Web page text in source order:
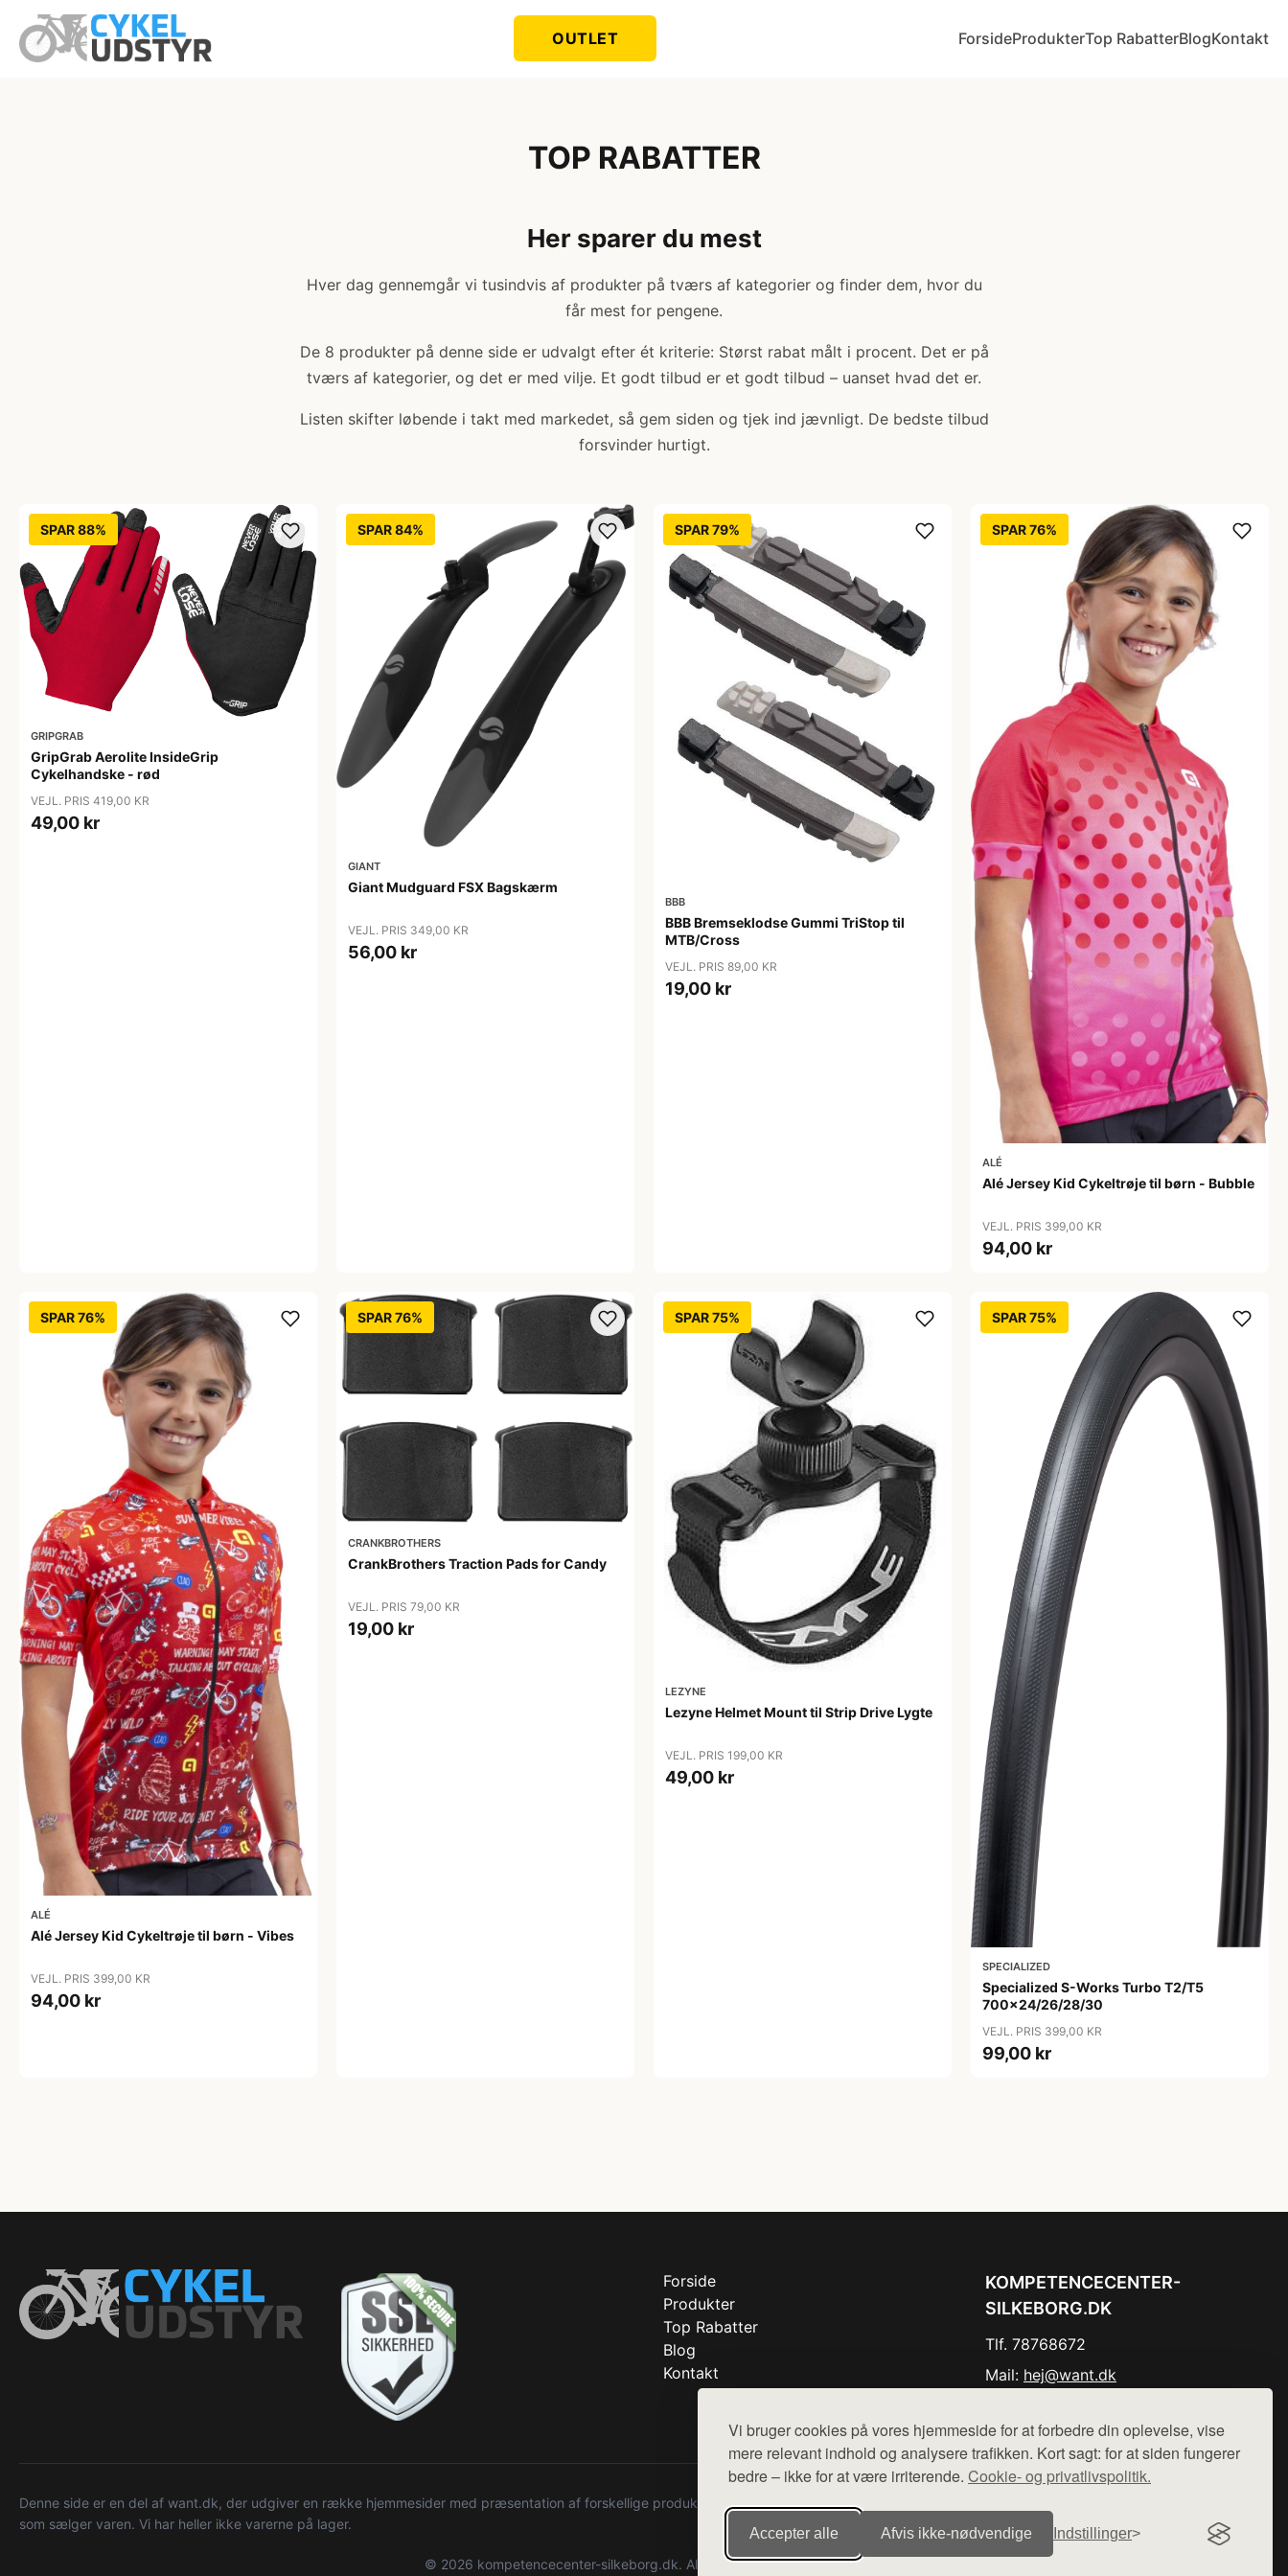
Vi bruger cookies på vores hjemmeside for at forbedre din oplevelse, vise
mere relevant indhold og analysere trafikken. Kort sagt: for at siden fungerer
bedre – ikke for at være irriterende. Cookie- og privatlivspolitik.
Accepter alle Afvis ikke‑nødvendige Indstillinger
OUTLET ForsideProdukterTop RabatterBlogKontakt
TOP RABATTER
Her sparer du mest
Hver dag gennemgår vi tusindvis af produkter på tværs af kategorier og finder dem, hvor du
får mest for pengene.
De 8 produkter på denne side er udvalgt efter ét kriterie: Størst rabat målt i procent. Det er på
tværs af kategorier, og det er med vilje. Et godt tilbud er et godt tilbud – uanset hvad det er.
Listen skifter løbende i takt med markedet, så gem siden og tjek ind jævnligt. De bedste tilbud
forsvinder hurtigt.
SPAR 88%
GRIPGRAB
GripGrab Aerolite InsideGrip
Cykelhandske - rød
VEJL. PRIS 419,00 KR
49,00 kr
SPAR 84%
GIANT
Giant Mudguard FSX Bagskærm
VEJL. PRIS 349,00 KR
56,00 kr
SPAR 79%
BBB
BBB Bremseklodse Gummi TriStop til
MTB/Cross
VEJL. PRIS 89,00 KR
19,00 kr
SPAR 76%
ALÉ
Alé Jersey Kid Cykeltrøje til børn - Bubble
VEJL. PRIS 399,00 KR
94,00 kr
SPAR 76%
ALÉ
Alé Jersey Kid Cykeltrøje til børn - Vibes
VEJL. PRIS 399,00 KR
94,00 kr
SPAR 76%
CRANKBROTHERS
CrankBrothers Traction Pads for Candy
VEJL. PRIS 79,00 KR
19,00 kr
SPAR 75%
LEZYNE
Lezyne Helmet Mount til Strip Drive Lygte
VEJL. PRIS 199,00 KR
49,00 kr
SPAR 75%
SPECIALIZED
Specialized S-Works Turbo T2/T5
700x24/26/28/30
VEJL. PRIS 399,00 KR
99,00 kr
Forside
Produkter
Top Rabatter
Blog
Kontakt
KOMPETENCECENTER-
SILKEBORG.DK
Tlf. 78768672
Mail: hej@want.dk
Denne side er en del af want.dk, der udgiver en række hjemmesider med præsentation af forskellige produkter fra diverse webshops. Der sælges ikke varer fra denne side - vi henviser til de shops,
som sælger varen. Vi har heller ikke varerne på lager.
© 2026 kompetencecenter-silkeborg.dk. Alle rettigheder forbeholdes.